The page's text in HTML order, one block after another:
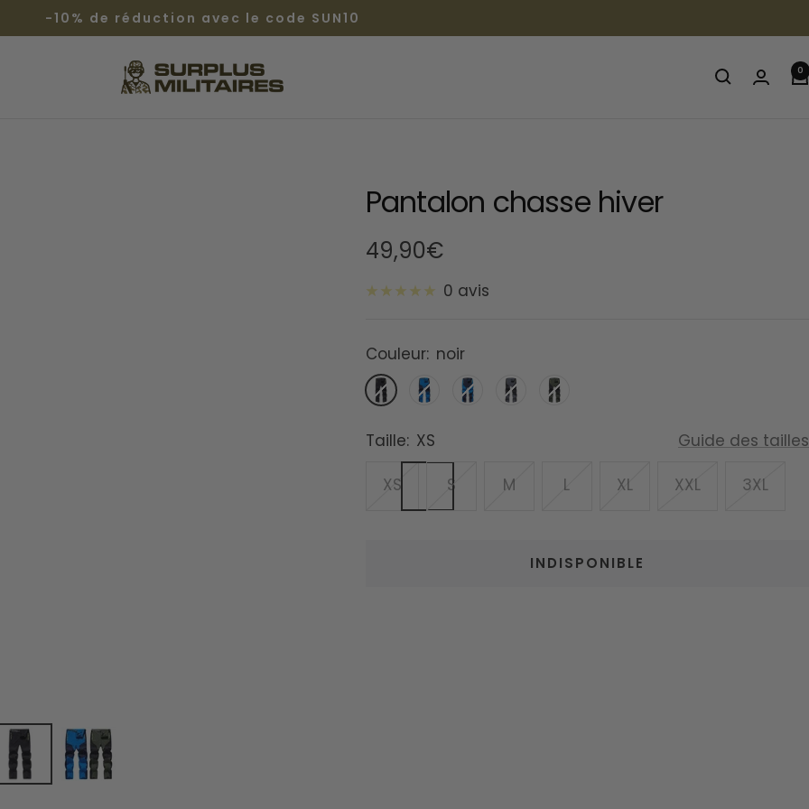
-10% de réduction avec le code SUN10
Surplus
Militaires®
0
Pantalon chasse hiver
Prix
de
49,90€
0 avis
Couleur: noir
noir
Bleu Marinegris vert
Taille: XS Guide des tailles
XS S M L XL XXL 3XL
INDISPONIBLE